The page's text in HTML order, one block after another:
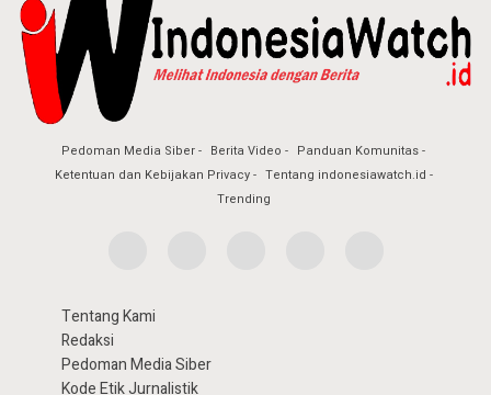
Pedoman Media Siber Berita Video
Panduan Komunitas
Ketentuan dan Kebijakan Privacy
Tentang indonesiawatch.id
Trending
Tentang Kami
Redaksi
Pedoman Media Siber
Kode Etik Jurnalistik